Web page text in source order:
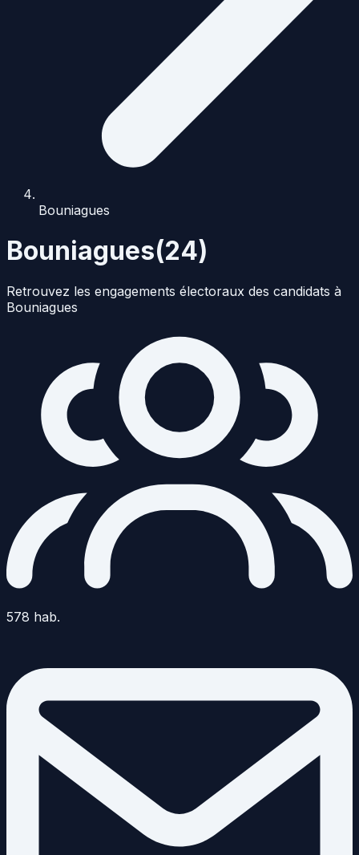
Bouniagues
Bouniagues(24)
Retrouvez les engagements électoraux des candidats à
Bouniagues
578 hab.